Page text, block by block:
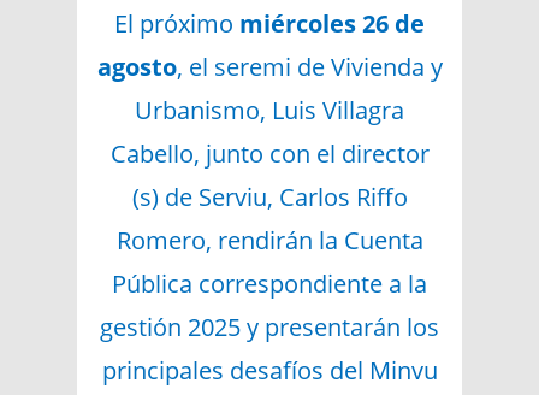
El próximo miércoles 26 de
agosto, el seremi de Vivienda y
Urbanismo, Luis Villagra
Cabello, junto con el director
(s) de Serviu, Carlos Riffo
Romero, rendirán la Cuenta
Pública correspondiente a la
gestión 2025 y presentarán los
principales desafíos del Minvu